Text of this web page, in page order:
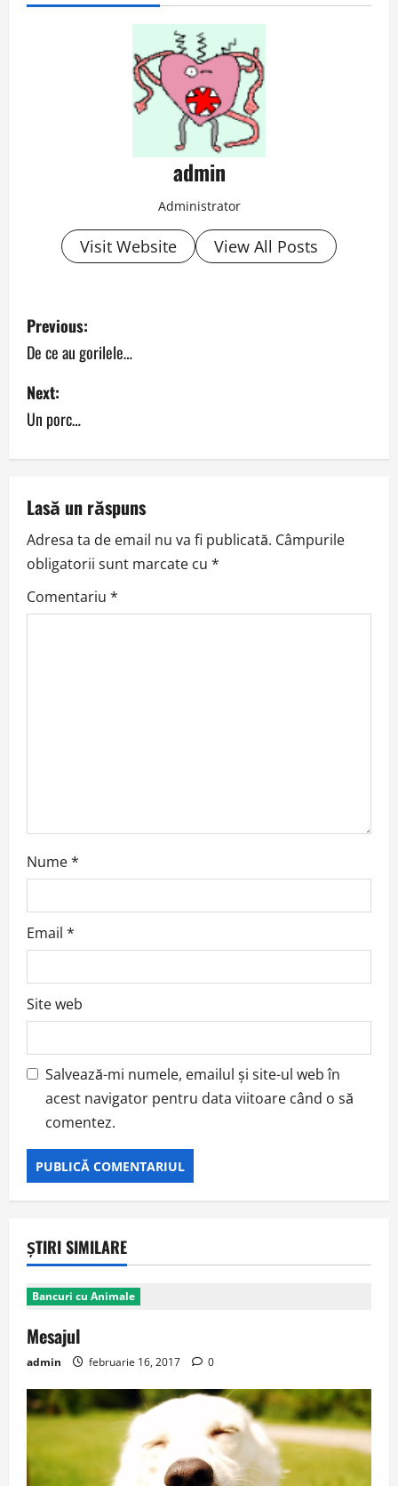
admin
Administrator
Visit Website View All Posts
P
o
s
t
n
a
v
i
g
Previous:
De ce au gorilele…
Next:
Un porc…
Lasă un răspuns
Adresa ta de email nu va fi publicată. Câmpurile
obligatorii sunt marcate cu *
Comentariu *
Nume*
Email *
Site web
Salvează-mi numele, emailul și site-ul web în
acest navigator pentru data viitoare când o să
comentez.
ȘTIRI SIMILARE
Bancuri cu Animale
Mesajul
admin februarie 16, 2017 0